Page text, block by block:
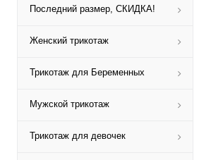
Последний размер, СКИДКА!
Женский трикотаж
Трикотаж для Беременных
Мужской трикотаж
Трикотаж для девочек